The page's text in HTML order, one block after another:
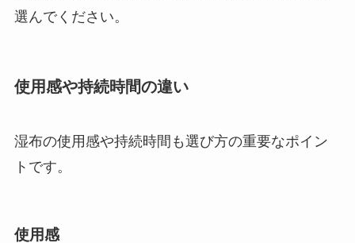
選んでください。
使用感や持続時間の違い
湿布の使用感や持続時間も選び方の重要なポイン
トです。
使用感